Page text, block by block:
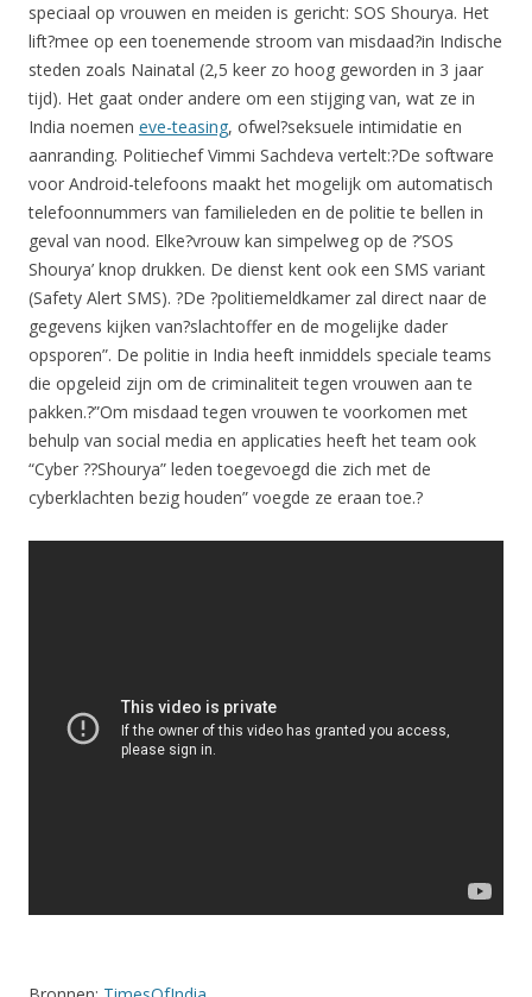
speciaal op vrouwen en meiden is gericht: SOS Shourya. Het
lift?mee op een toenemende stroom van misdaad?in Indische
steden zoals Nainatal (2,5 keer zo hoog geworden in 3 jaar
tijd). Het gaat onder andere om een stijging van, wat ze in
India noemen eve-teasing, ofwel?seksuele intimidatie en
aanranding. Politiechef Vimmi Sachdeva vertelt:?De software
voor Android-telefoons maakt het mogelijk om automatisch
telefoonnummers van familieleden en de politie te bellen in
geval van nood. Elke?vrouw kan simpelweg op de ?’SOS
Shourya’ knop drukken. De dienst kent ook een SMS variant
(Safety Alert SMS). ?De ?politiemeldkamer zal direct naar de
gegevens kijken van?slachtoffer en de mogelijke dader
opsporen”. De politie in India heeft inmiddels speciale teams
die opgeleid zijn om de criminaliteit tegen vrouwen aan te
pakken.?”Om misdaad tegen vrouwen te voorkomen met
behulp van social media en applicaties heeft het team ook
“Cyber ??Shourya” leden toegevoegd die zich met de
cyberklachten bezig houden” voegde ze eraan toe.?